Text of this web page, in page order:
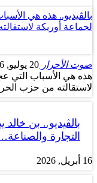
بالڤيديو.. هذه هي
لجماعة أوريكة
صوت الأحرار 20 يوليو, 2026
هذه هي الأسباب التي
لاستقالته من حزب
التجارة
16 أبريل, 2026